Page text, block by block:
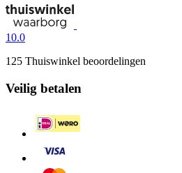
10.0
125 Thuiswinkel beoordelingen
Veilig betalen